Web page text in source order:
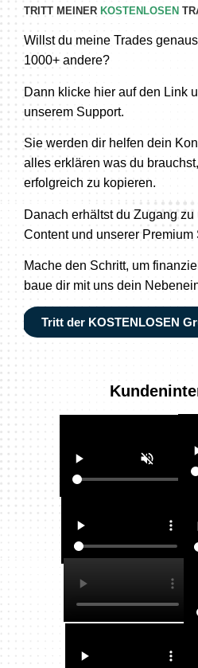
TRITT MEINER KOSTENLOSEN
Willst du meine Trades
1000+ andere?
Dann klicke hier auf den Link
unserem Support.
Sie werden dir helfen dein
alles erklären was du
erfolgreich zu kopieren.
Danach erhältst du Zugang
Content und unserer Premium
Mache den Schritt, um
baue dir mit uns dein
Tritt der KOSTENLOSEN